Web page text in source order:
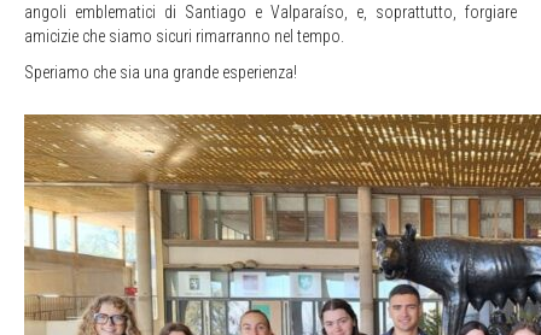
angoli emblematici di Santiago e Valparaíso, e, soprattutto, forgiare
amicizie che siamo sicuri rimarranno nel tempo.
Speriamo che sia una grande esperienza!